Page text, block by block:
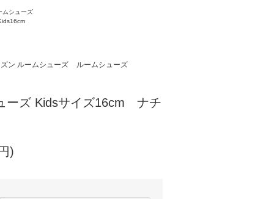
ムシューズ
ン ルームシューズ
ルームシューズ
ーズ Kidsサイズ16cm ナチ
)